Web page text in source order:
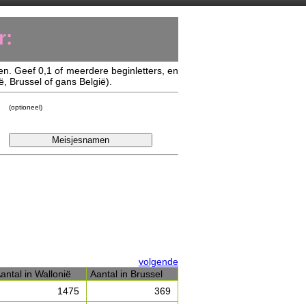
Geef 0,1 of meerdere beginletters, en
Brussel of gans België).
(optioneel)
volgende
in Wallonië
Aantal in Brussel
1475
369